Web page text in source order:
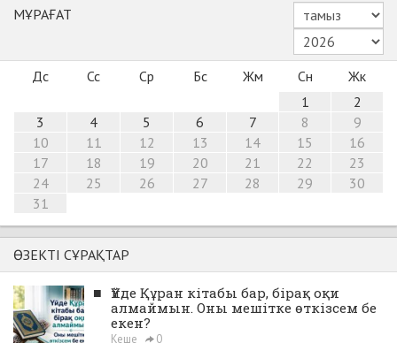
МҰРАҒАТ
Дс Сс Ср Бс Жм Сн
Жк
1
2
3
4 5 6 7 8
9
10
11 12 13 14 15
16
17
18 19 20 21 22
23
24
25 26 27 28 29
30
31
ӨЗЕКТІ СҰРАҚТАР
■ Үйде Құран кітабы бар, бірақ оқи
алмаймын. Оны мешітке өткізсем бе
екен?
Кеше 0